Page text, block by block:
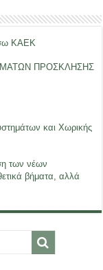
ΚΑΕΚ
ΠΡΟΣΚΛΗΣΗΣ
και Χωρικής
των νέων
βήματα, αλλά